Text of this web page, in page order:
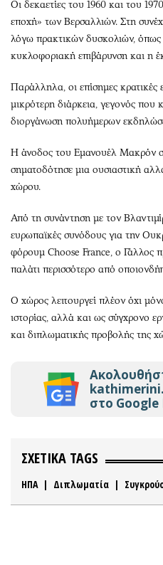
Οι δεκαετίες του 1960 και του
εποχή» των Βερσαλλιών. Στη
λόγω πρακτικών δυσκολιών,
κυκλοφοριακή επιβάρυνση και η
Παράλληλα, οι επίσημες κρατικές
μικρότερη διάρκεια, γεγονός που
διοργάνωση πολυήμερων
Η άνοδος του Εμανουέλ Μακρόν
σηματοδότησε μια ουσιαστική
χώρου.
Από τη συνάντηση με τον
ευρωπαϊκές συνόδους για την
φόρουμ Choose France, ο Γάλλος
παλάτι περισσότερο από
Ο χώρος λειτουργεί πλέον όχι
ιστορίας, αλλά και ως σύγχρονο
και διπλωματικής προβολής της
στο Google
ΣΧΕΤΙΚΑ TAGS
ΗΠΑ| Διπλωματία |